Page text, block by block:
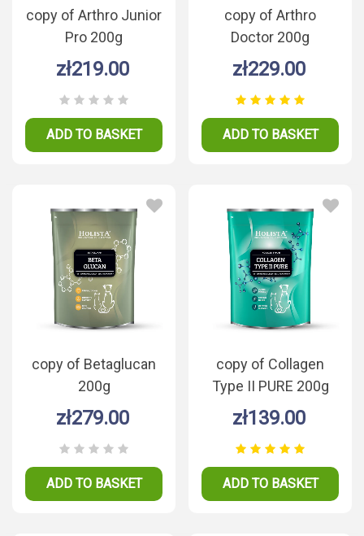
copy of Arthro Junior
Pro 200g
zł219.00
ADD TO BASKET
copy of Arthro
Doctor 200g
zł229.00
ADD TO BASKET
copy of Betaglucan
200g
zł279.00
ADD TO BASKET
copy of Collagen
Type II PURE 200g
zł139.00
ADD TO BASKET